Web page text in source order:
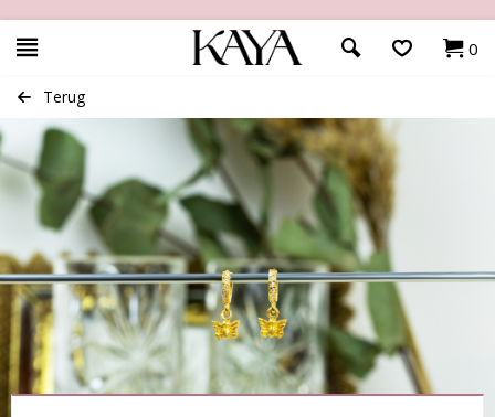
0
Terug